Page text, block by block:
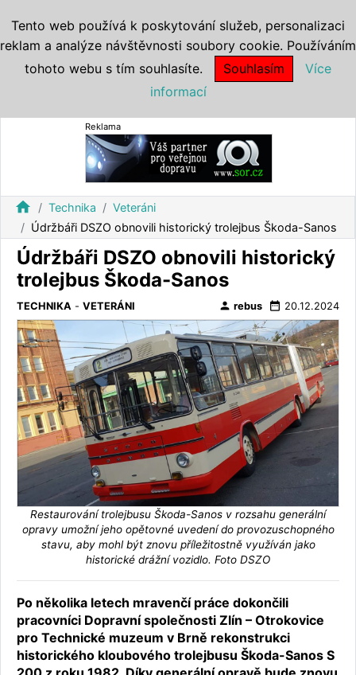
Reklama
home Technika
Veteráni
Údržbáři DSZO obnovili historický trolejbus Škoda-Sanos
Údržbáři DSZO obnovili historický
trolejbus Škoda-Sanos
TECHNIKA - VETERÁNI person rebus date_range 20.12.2024
Restaurování trolejbusu Škoda-Sanos v rozsahu generální
opravy umožní jeho opětovné uvedení do provozuschopného
stavu, aby mohl být znovu příležitostně využíván jako
historické drážní vozidlo. Foto DSZO
Po několika letech mravenčí práce dokončili
pracovníci Dopravní společnosti Zlín – Otrokovice
pro Technické muzeum v Brně rekonstrukci
historického kloubového trolejbusu Škoda-Sanos S
Tento web používá k poskytování služeb, personalizaci
reklam a analýze návštěvnosti soubory cookie. Používáním
tohoto webu s tím souhlasíte.
Souhlasím
Více
informací